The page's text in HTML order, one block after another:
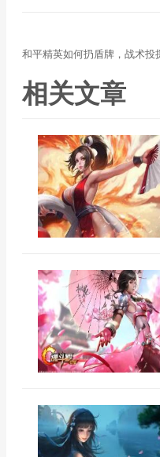
和平精英如何扔盾牌，战术投
相关文章